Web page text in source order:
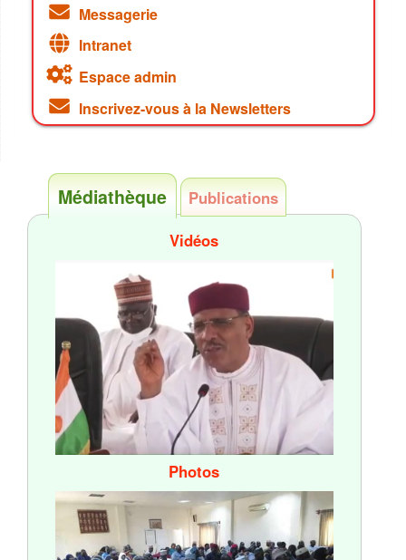
Messagerie
Intranet
Espace admin
Inscrivez-vous à la Newsletters
Médiathèque
Publications
Vidéos
Photos